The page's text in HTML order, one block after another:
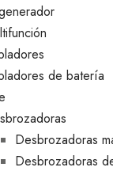
de batería
Desbrozadoras
Desbrozadoras